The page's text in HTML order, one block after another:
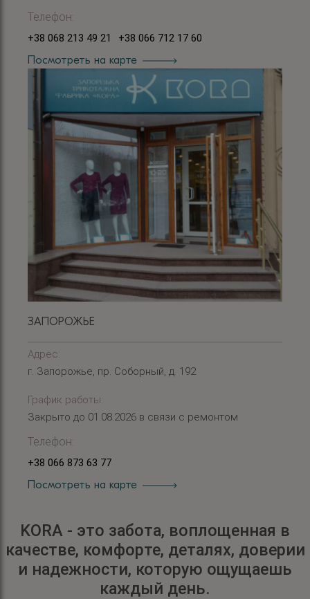
Телефон:
+38 068 213 49 21
+38 066 712 17 60
Посмотреть на карте
ЗАПОРОЖЬЕ
Адрес:
г. Запорожье, пр. Соборный, д. 192
График работы:
Закрыто до 01.08.2026 в связи с ремонтом
Телефон:
+38 066 873 63 77
Посмотреть на карте
KORA - это забота, воплощенная в
качестве, комфорте, деталях, доверии
и надежности, которую ощущаешь
каждый день.